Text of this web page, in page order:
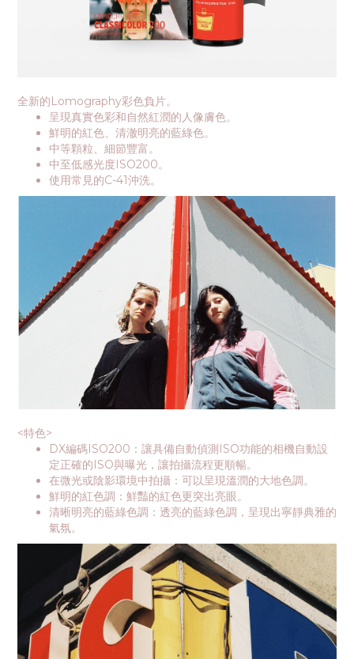
全新的Lomography彩色負片。
呈現真實色彩和自然紅潤的人像膚色。
鮮明的紅色、清澈明亮的藍綠色。
中等顆粒、細節豐富。
中至低感光度ISO200。
使用常見的C-41沖洗。
<特色>
DX編碼ISO200：讓具備自動偵測ISO功能的相機自動設
定正確的ISO與曝光，讓拍攝流程更順暢。
在微光或陰影環境中拍攝：可以呈現溫潤的大地色調。
鮮明的紅色調：鮮豔的紅色更突出亮眼。
清晰明亮的藍綠色調：透亮的藍綠色調，呈現出寧靜典雅的
氣氛。